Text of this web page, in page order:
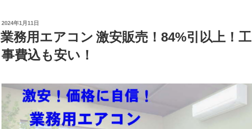
投
稿
日:
2024年1月11日
業務用エアコン 激安販売！84%引以上！工
事費込も安い！